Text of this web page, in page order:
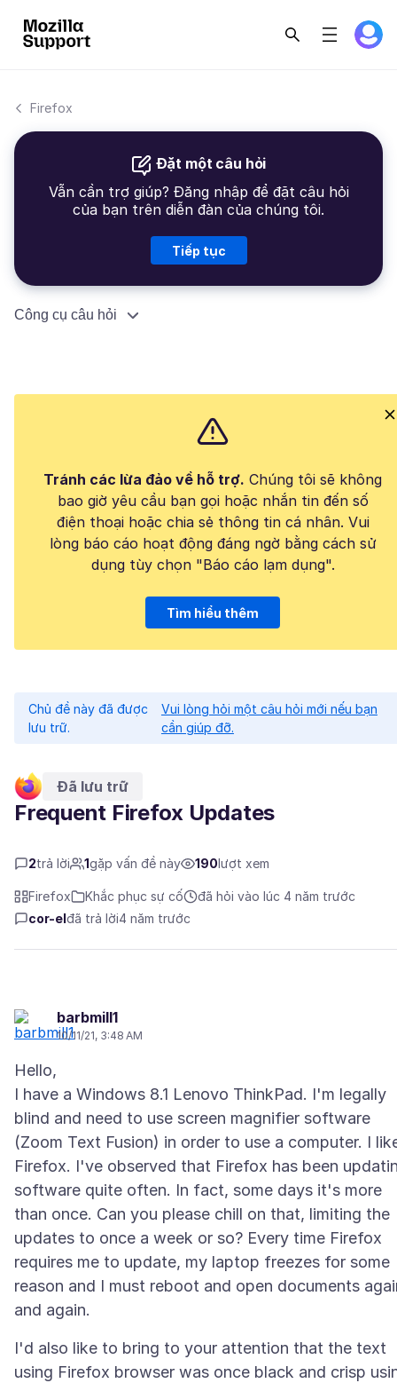
Firefox
Đặt một câu hỏi
Vẫn cần trợ giúp? Đăng nhập để đặt câu hỏi
của bạn trên diễn đàn của chúng tôi.
Tiếp tục
Công cụ câu hỏi
Tránh các lừa đảo về hỗ trợ. Chúng tôi sẽ không
bao giờ yêu cầu bạn gọi hoặc nhắn tin đến số
điện thoại hoặc chia sẻ thông tin cá nhân. Vui
lòng báo cáo hoạt động đáng ngờ bằng cách sử
dụng tùy chọn "Báo cáo lạm dụng".
Tìm hiểu thêm
Chủ đề này đã được
lưu trữ.
Vui lòng hỏi một câu hỏi mới nếu bạn
cần giúp đỡ.
Đã lưu trữ
Frequent Firefox Updates
2trả lời 1gặp vấn đề này 190lượt xem
Firefox Khắc phục sự cố
đã hỏi vào lúc 4 năm trước
cor-elđã trả lời4 năm trước
barbmill1
10/11/21, 3:48 AM
Hello,
I have a Windows 8.1 Lenovo ThinkPad. I'm legally
blind and need to use screen magnifier software
(Zoom Text Fusion) in order to use a computer. I
Firefox. I've observed that Firefox has been
software quite often. In fact, some days it's more
than once. Can you please chill on that, limiting the
updates to once a week or so? Every time Firefox
requires me to update, my laptop freezes for some
reason and I must reboot and open documents
I'd also like to bring to your attention that the text
using Firefox browser was once black and crisp